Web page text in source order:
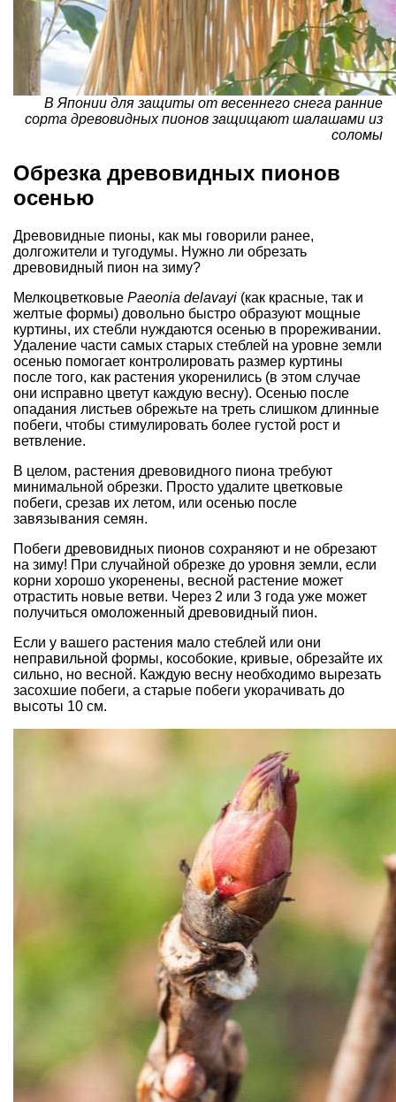
В Японии для защиты от весеннего снега ранние
сорта древовидных пионов защищают шалашами из
соломы
Обрезка древовидных пионов
осенью
Древовидные пионы, как мы говорили ранее,
долгожители и тугодумы. Нужно ли обрезать
древовидный пион на зиму?
Мелкоцветковые Paeonia delavayi (как красные, так и
желтые формы) довольно быстро образуют мощные
куртины, их стебли нуждаются осенью в прореживании.
Удаление части самых старых стеблей на уровне земли
осенью помогает контролировать размер куртины
после того, как растения укоренились (в этом случае
они исправно цветут каждую весну). Осенью после
опадания листьев обрежьте на треть слишком длинные
побеги, чтобы стимулировать более густой рост и
ветвление.
В целом, растения древовидного пиона требуют
минимальной обрезки. Просто удалите цветковые
побеги, срезав их летом, или осенью после
завязывания семян.
Побеги древовидных пионов сохраняют и не обрезают
на зиму! При случайной обрезке до уровня земли, если
корни хорошо укоренены, весной растение может
отрастить новые ветви. Через 2 или 3 года уже может
получиться омоложенный древовидный пион.
Если у вашего растения мало стеблей или они
неправильной формы, кособокие, кривые, обрезайте их
сильно, но весной. Каждую весну необходимо вырезать
засохшие побеги, а старые побеги укорачивать до
высоты 10 см.